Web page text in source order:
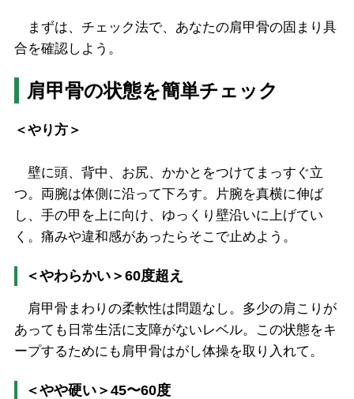
まずは、チェック法で、あなたの肩甲骨の固まり具
合を確認しよう。
肩甲骨の状態を簡単チェック
＜やり方＞
壁に頭、背中、お尻、かかとをつけてまっすぐ立
つ。両腕は体側に沿って下ろす。片腕を真横に伸ば
し、手の甲を上に向け、ゆっくり壁沿いに上げてい
く。痛みや違和感があったらそこで止めよう。
＜やわらかい＞60度超え
肩甲骨まわりの柔軟性は問題なし。多少の肩こりが
あっても日常生活に支障がないレベル。この状態をキ
ープするためにも肩甲骨はがし体操を取り入れて。
＜やや硬い＞45〜60度